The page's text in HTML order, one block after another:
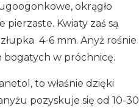
okrągło
Kwiaty zaś są
4-6 mm. Anyż rośnie
bogatych w próchnicę.
to właśnie dzięki
pozyskuje się od 10-30